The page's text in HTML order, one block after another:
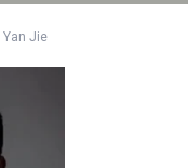
Yan Jie